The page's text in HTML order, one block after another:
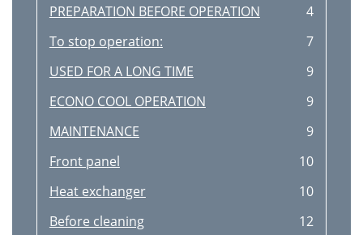
PREPARATION BEFORE OPERATION
4
To stop operation:
7
USED FOR A LONG TIME
9
ECONO COOL OPERATION
9
MAINTENANCE
9
Front panel
10
Heat exchanger
10
Before cleaning
12